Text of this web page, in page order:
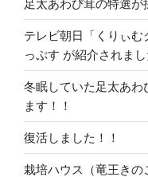
足太あわび茸の特選が
テレビ朝日「くりぃむ
っぷす が紹介されまし
冬眠していた足太あわ
ます！！
復活しました！！
栽培ハウス（竜王きの